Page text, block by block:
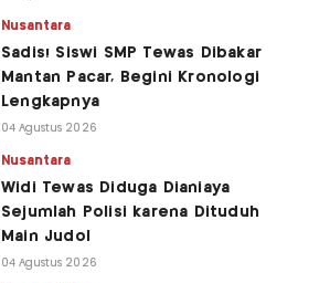
Nusantara
Sadis! Siswi SMP Tewas Dibakar
Mantan Pacar, Begini Kronologi
Lengkapnya
04 Agustus 2026
Nusantara
Widi Tewas Diduga Dianiaya
Sejumlah Polisi karena Dituduh
Main Judol
04 Agustus 2026